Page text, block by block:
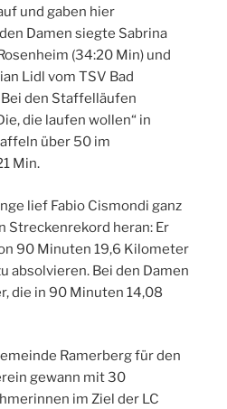
und gaben hier
Damen siegte Sabrina
(34:20 Min) und
Lidl vom TSV Bad
den Staffelläufen
die laufen wollen“ in
über 50 im
Min.
lief Fabio Cismondi ganz
Streckenrekord heran: Er
90 Minuten 19,6 Kilometer
absolvieren. Bei den Damen
die in 90 Minuten 14,08
Ramerberg für den
gewann mit 30
im Ziel der LC